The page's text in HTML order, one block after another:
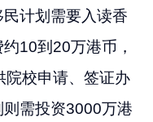
计划需要入读香
10到20万港币，
院校申请、签证办
需投资3000万港